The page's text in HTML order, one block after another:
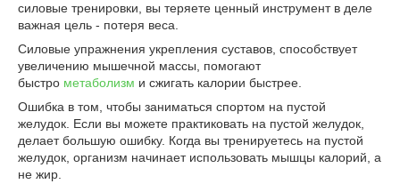
силовые тренировки, вы теряете ценный инструмент в деле
важная цель - потеря веса.
Силовые упражнения укрепления суставов, способствует
увеличению мышечной массы, помогают
быстро метаболизм и сжигать калории быстрее.
Ошибка в том, чтобы заниматься спортом на пустой
желудок. Если вы можете практиковать на пустой желудок,
делает большую ошибку. Когда вы тренируетесь на пустой
желудок, организм начинает использовать мышцы калорий, а
не жир.